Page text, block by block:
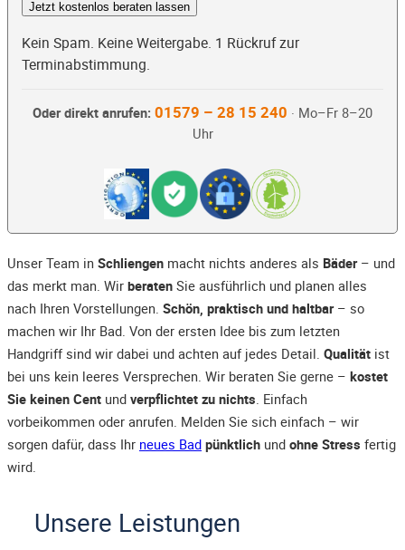
Jetzt kostenlos beraten lassen
Kein Spam. Keine Weitergabe. 1 Rückruf zur
Terminabstimmung.
Oder direkt anrufen: 01579 – 28 15 240 · Mo–Fr 8–20
Uhr
Unser Team in Schliengen macht nichts anderes als Bäder– und
das merkt man. Wir beraten Sie ausführlich und planen alles
nach Ihren Vorstellungen. Schön, praktisch und haltbar– so
machen wir Ihr Bad. Von der ersten Idee bis zum letzten
Handgriff sind wir dabei und achten auf jedes Detail. Qualität ist
bei uns kein leeres Versprechen. Wir beraten Sie gerne – kostet
Sie keinen Cent und verpflichtet zu nichts. Einfach
vorbeikommen oder anrufen. Melden Sie sich einfach – wir
sorgen dafür, dass Ihr neues Bad pünktlich und ohne Stress fertig
wird.
Unsere Leistungen